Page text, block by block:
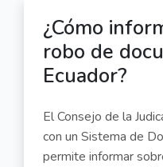
¿Cómo
robo de
Ecuador?
El Consejo de la
con un Sistema de
permite informar